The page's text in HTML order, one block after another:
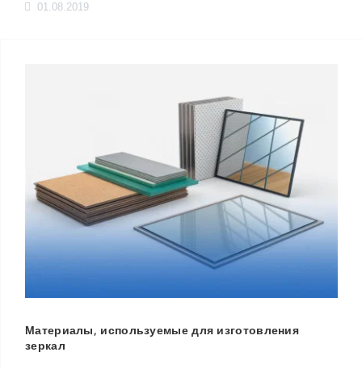
01.08.2019
Материалы, используемые для изготовления
зеркал